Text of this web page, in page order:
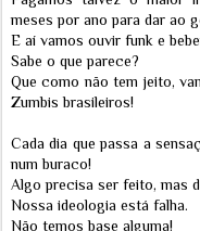
meses por ano para dar ao
E aí vamos ouvir funk e
Sabe o que parece?
Que como não tem jeito,
Zumbis brasileiros!
Cada dia que passa a
num buraco!
Algo precisa ser feito, mas
Nossa ideologia está falha.
Não temos base alguma!